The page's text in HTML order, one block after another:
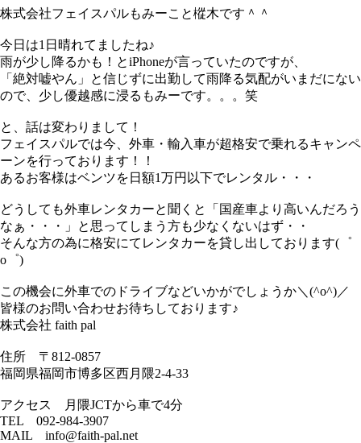
株式会社フェイスパルもみーこと樅木です＾＾
今日は1日晴れてましたね♪
雨が少し降るかも！とiPhoneが言っていたのですが、
「絶対嘘やん」と信じずに出勤して雨降る気配がいまだにない
ので、少し優越感に浸るもみーです。。。笑
と、話は変わりまして！
フェイスパルでは今、外車・輸入車が超格安で乗れるキャンペ
ーンを行っております！！
あるお客様はベンツを日額1万円以下でレンタル・・・
どうしても外車レンタカーと聞くと「国産車より高いんだろう
なぁ・・・」と思ってしまう方も少なくないはず・・
そんな方の為に格安にてレンタカーを貸し出しております(゜
o゜)
この機会に外車でのドライブなどいかがでしょうか＼(^o^)／
皆様のお問い合わせお待ちしております♪
株式会社 faith pal
住所 〒812-0857
福岡県福岡市博多区西月隈2-4-33
アクセス 月隈JCTから車で4分
TEL 092-984-3907
MAIL info@faith-pal.net